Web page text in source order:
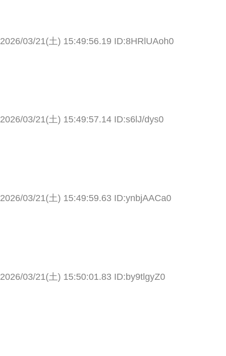
2026/03/21(土) 15:49:56.19 ID:8HRlUAoh0
2026/03/21(土) 15:49:57.14 ID:s6lJ/dys0
2026/03/21(土) 15:49:59.63 ID:ynbjAACa0
2026/03/21(土) 15:50:01.83 ID:by9tlgyZ0